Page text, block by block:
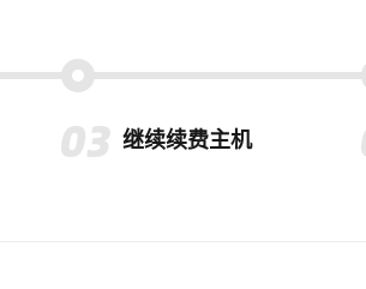
继续续费主机